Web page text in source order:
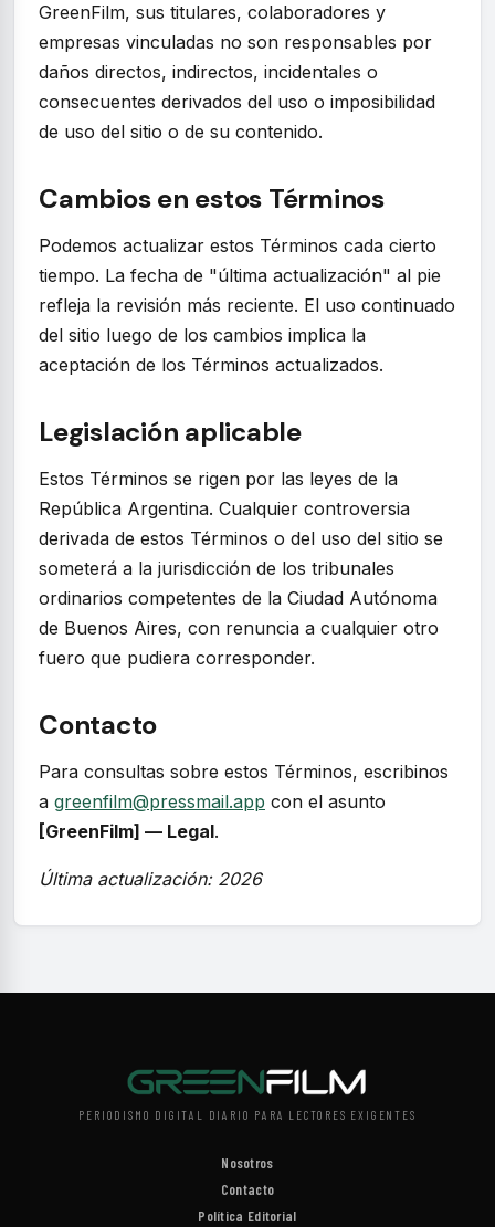
GreenFilm, sus titulares, colaboradores y
empresas vinculadas no son responsables por
daños directos, indirectos, incidentales o
consecuentes derivados del uso o imposibilidad
de uso del sitio o de su contenido.
Cambios en estos Términos
Podemos actualizar estos Términos cada cierto
tiempo. La fecha de "última actualización" al pie
refleja la revisión más reciente. El uso continuado
del sitio luego de los cambios implica la
aceptación de los Términos actualizados.
Legislación aplicable
Estos Términos se rigen por las leyes de la
República Argentina. Cualquier controversia
derivada de estos Términos o del uso del sitio se
someterá a la jurisdicción de los tribunales
ordinarios competentes de la Ciudad Autónoma
de Buenos Aires, con renuncia a cualquier otro
fuero que pudiera corresponder.
Contacto
Para consultas sobre estos Términos, escribinos
a greenfilm@pressmail.app con el asunto
[GreenFilm] — Legal.
Última actualización: 2026
PERIODISMO DIGITAL DIARIO PARA LECTORES EXIGENTES
Nosotros
Contacto
Política Editorial